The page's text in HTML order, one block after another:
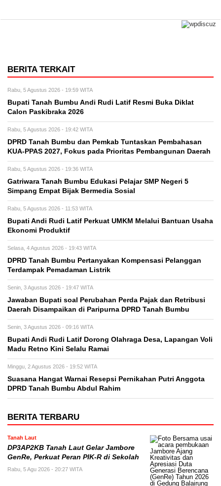
BERITA TERKAIT
Rabu, 5 Agustus 2026 - 19:59 WITA
Bupati Tanah Bumbu Andi Rudi Latif Resmi Buka Diklat
Calon Paskibraka 2026
Rabu, 5 Agustus 2026 - 19:42 WITA
DPRD Tanah Bumbu dan Pemkab Tuntaskan Pembahasan
KUA-PPAS 2027, Fokus pada Prioritas Pembangunan Daerah
Rabu, 5 Agustus 2026 - 19:36 WITA
Gatriwara Tanah Bumbu Edukasi Pelajar SMP Negeri 5
Simpang Empat Bijak Bermedia Sosial
Rabu, 5 Agustus 2026 - 11:53 WITA
Bupati Andi Rudi Latif Perkuat UMKM Melalui Bantuan Usaha
Ekonomi Produktif
Selasa, 4 Agustus 2026 - 19:43 WITA
DPRD Tanah Bumbu Pertanyakan Kompensasi Pelanggan
Terdampak Pemadaman Listrik
Senin, 3 Agustus 2026 - 19:47 WITA
Jawaban Bupati soal Perubahan Perda Pajak dan Retribusi
Daerah Disampaikan di Paripurna DPRD Tanah Bumbu
Senin, 3 Agustus 2026 - 09:16 WITA
Bupati Andi Rudi Latif Dorong Olahraga Desa, Lapangan Voli
Madu Retno Kini Selalu Ramai
Minggu, 2 Agustus 2026 - 19:52 WITA
Suasana Hangat Warnai Resepsi Pernikahan Putri Anggota
DPRD Tanah Bumbu Abdul Rahim
BERITA TERBARU
Tanah Laut
DP3AP2KB Tanah Laut Gelar Jambore
GenRe, Perkuat Peran PIK-R di Sekolah
Rabu, 5 Agu 2026 - 20:27 WITA